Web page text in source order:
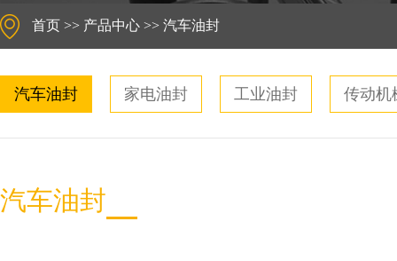
首页 >> 产品中心 >> 汽车油封
汽车油封 家电油封 工业油封 传动机
汽车油封